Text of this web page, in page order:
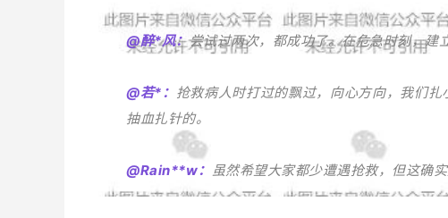
@醉*风：尝试过两次，都成功了。在危急时刻，建
@若*： 抢救病人时打过的飘过，向心方向，我们
抽血扎针的。
@Rain**w： 虽然希望大家都少遭遇抢救，但这确